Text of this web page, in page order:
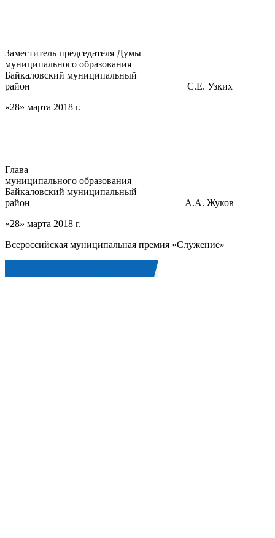
Заместитель председателя Думы
муниципального образования
Байкаловский муниципальный
район С.Е. Узких
«28» марта 2018 г.
Глава
муниципального образования
Байкаловский муниципальный
район А.А. Жуков
«28» марта 2018 г.
Всероссийская муниципальная премия «Служение»